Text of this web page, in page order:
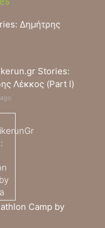
Δημήτρης
Stories:
Λέκκος (Part I)
Camp by